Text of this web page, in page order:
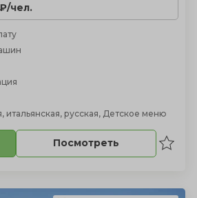
чел.
итальянская, русская, Детское меню
Посмотреть